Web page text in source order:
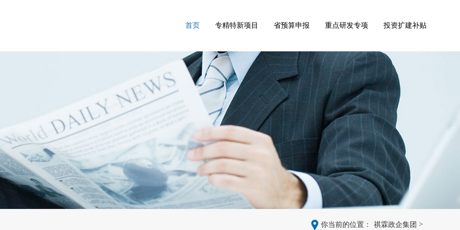
首页 专精特新项目 省预算申报 重点研发专项 投资扩建补贴
你当前的位置： 祺霖政企集团 >